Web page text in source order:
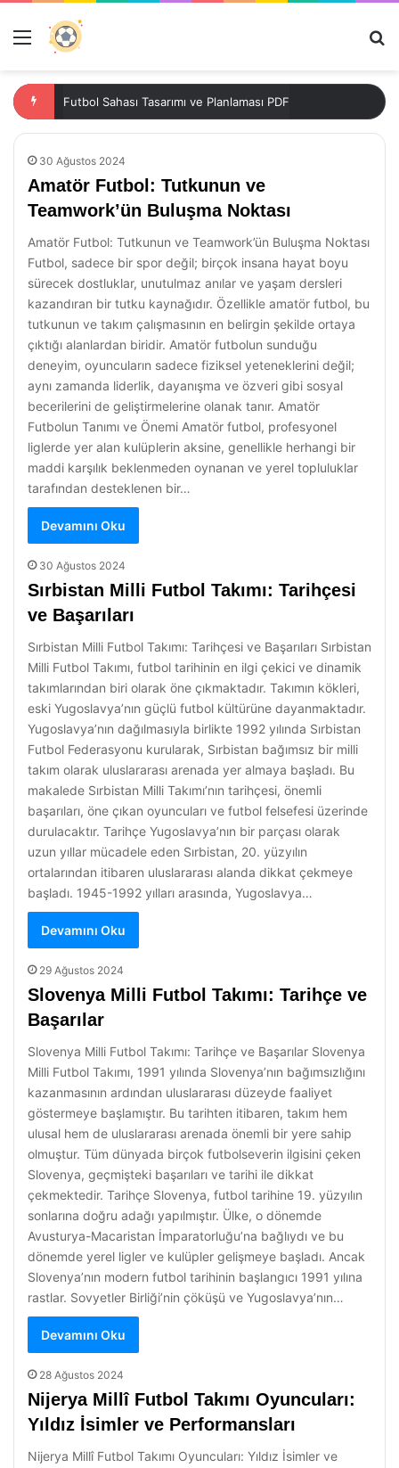
Menü
Futbol Sahası Tasarımı ve Planlaması PDF
30 Ağustos 2024
Amatör Futbol: Tutkunun ve
Teamwork’ün Buluşma Noktası
Amatör Futbol: Tutkunun ve Teamwork’ün Buluşma Noktası
Futbol, sadece bir spor değil; birçok insana hayat boyu
sürecek dostluklar, unutulmaz anılar ve yaşam dersleri
kazandıran bir tutku kaynağıdır. Özellikle amatör futbol, bu
tutkunun ve takım çalışmasının en belirgin şekilde ortaya
çıktığı alanlardan biridir. Amatör futbolun sunduğu
deneyim, oyuncuların sadece fiziksel yeteneklerini değil;
aynı zamanda liderlik, dayanışma ve özveri gibi sosyal
becerilerini de geliştirmelerine olanak tanır. Amatör
Futbolun Tanımı ve Önemi Amatör futbol, profesyonel
liglerde yer alan kulüplerin aksine, genellikle herhangi bir
maddi karşılık beklenmeden oynanan ve yerel topluluklar
tarafından desteklenen bir…
Devamını Oku
30 Ağustos 2024
Sırbistan Milli Futbol Takımı: Tarihçesi
ve Başarıları
Sırbistan Milli Futbol Takımı: Tarihçesi ve Başarıları Sırbistan
Milli Futbol Takımı, futbol tarihinin en ilgi çekici ve dinamik
takımlarından biri olarak öne çıkmaktadır. Takımın kökleri,
eski Yugoslavya’nın güçlü futbol kültürüne dayanmaktadır.
Yugoslavya’nın dağılmasıyla birlikte 1992 yılında Sırbistan
Futbol Federasyonu kurularak, Sırbistan bağımsız bir milli
takım olarak uluslararası arenada yer almaya başladı. Bu
makalede Sırbistan Milli Takımı’nın tarihçesi, önemli
başarıları, öne çıkan oyuncuları ve futbol felsefesi üzerinde
durulacaktır. Tarihçe Yugoslavya’nın bir parçası olarak
uzun yıllar mücadele eden Sırbistan, 20. yüzyılın
ortalarından itibaren uluslararası alanda dikkat çekmeye
başladı. 1945-1992 yılları arasında, Yugoslavya…
Devamını Oku
29 Ağustos 2024
Slovenya Milli Futbol Takımı: Tarihçe ve
Başarılar
Slovenya Milli Futbol Takımı: Tarihçe ve Başarılar Slovenya
Milli Futbol Takımı, 1991 yılında Slovenya’nın bağımsızlığını
kazanmasının ardından uluslararası düzeyde faaliyet
göstermeye başlamıştır. Bu tarihten itibaren, takım hem
ulusal hem de uluslararası arenada önemli bir yere sahip
olmuştur. Tüm dünyada birçok futbolseverin ilgisini çeken
Slovenya, geçmişteki başarıları ve tarihi ile dikkat
çekmektedir. Tarihçe Slovenya, futbol tarihine 19. yüzyılın
sonlarına doğru adağı yapılmıştır. Ülke, o dönemde
Avusturya-Macaristan İmparatorluğu’na bağlıydı ve bu
dönemde yerel ligler ve kulüpler gelişmeye başladı. Ancak
Slovenya’nın modern futbol tarihinin başlangıcı 1991 yılına
rastlar. Sovyetler Birliği’nin çöküşü ve Yugoslavya’nın…
Devamını Oku
28 Ağustos 2024
Nijerya Millî Futbol Takımı Oyuncuları:
Yıldız İsimler ve Performansları
Nijerya Millî Futbol Takımı Oyuncuları: Yıldız İsimler ve